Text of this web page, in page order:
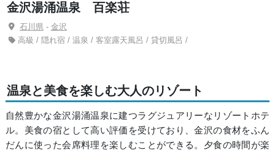
金沢湯涌温泉 百楽荘
石川県- 金沢
高級 / 隠れ宿 / 温泉 / 客室露天風呂 / 貸切風呂 /
温泉と美食を楽しむ大人のリゾート
自然豊かな金沢湯涌温泉に建つラグジュアリーなリゾートホテ
ル。美食の宿として高い評価を受けており、金沢の食材をふん
だんに使った会席料理を楽しむことができる。夕食の時間が楽